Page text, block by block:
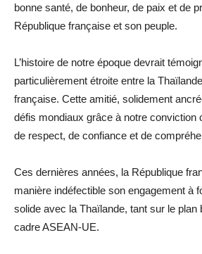
bonne santé, de bonheur, de paix et de
République française et son peuple.
L’histoire de notre époque devrait
particulièrement étroite entre la
française. Cette amitié, solidement
défis mondiaux grâce à notre conviction
de respect, de confiance et de
Ces dernières années, la République
manière indéfectible son engagement à
solide avec la Thaïlande, tant sur le plan
cadre ASEAN-UE.